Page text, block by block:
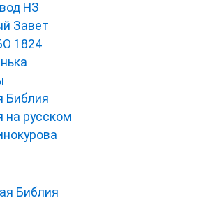
НЗ
Завет
1824
Библия
на русском
Библия